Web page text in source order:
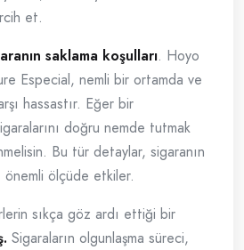
et.
saklama koşulları. Hoyo
Especial, nemli bir ortamda ve
hassastır. Eğer bir
doğru nemde tutmak
Bu tür detaylar, sigaranın
önemli ölçüde etkiler.
sıkça göz ardı ettiği bir
Sigaraların olgunlaşma süreci,